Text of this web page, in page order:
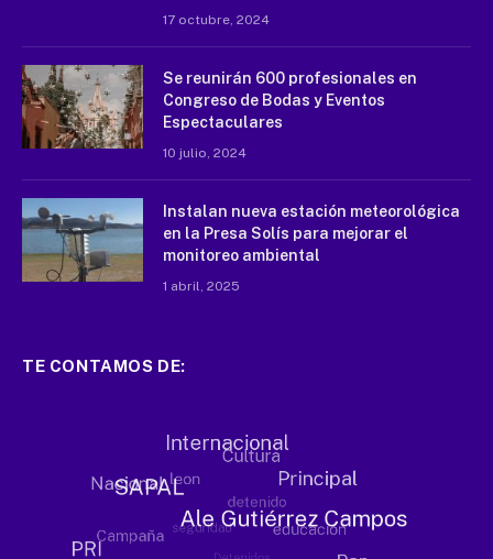
17 octubre, 2024
Se reunirán 600 profesionales en
Congreso de Bodas y Eventos
Espectaculares
10 julio, 2024
Instalan nueva estación meteorológica
en la Presa Solís para mejorar el
monitoreo ambiental
1 abril, 2025
TE CONTAMOS DE: